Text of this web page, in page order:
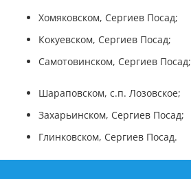
Хомяковском, Сергиев Посад;
Кокуевском, Сергиев Посад;
Самотовинском, Сергиев Посад;
Шараповском, с.п. Лозовское;
Захарьинском, Сергиев Посад;
Глинковском, Сергиев Посад.